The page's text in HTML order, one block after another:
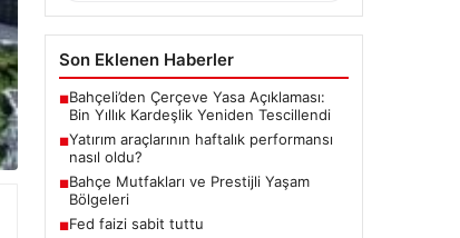
Son Eklenen Haberler
■Bahçeli’den Çerçeve Yasa Açıklaması:
Bin Yıllık Kardeşlik Yeniden Tescillendi
■Yatırım araçlarının haftalık performansı
nasıl oldu?
■Bahçe Mutfakları ve Prestijli Yaşam
Bölgeleri
■Fed faizi sabit tuttu